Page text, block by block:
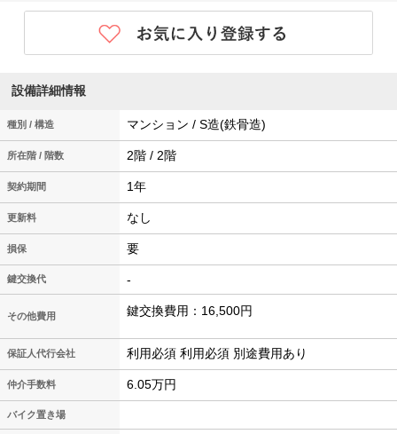
設備詳細情報
種別 / 構造 マンション / S造(鉄骨造)
所在階 / 階数 2階 / 2階
契約期間 1年
更新料 なし
損保 要
鍵交換代 -
その他費用 鍵交換費用：16,500円
保証人代行会社 利用必須 利用必須 別途費用あり
仲介手数料 6.05万円
バイク置き場